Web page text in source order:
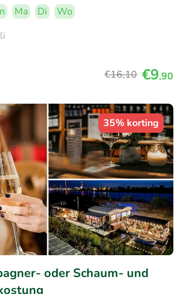
Ma Di
Wo
€16,10 €9,90
35% korting
oder Schaum- und